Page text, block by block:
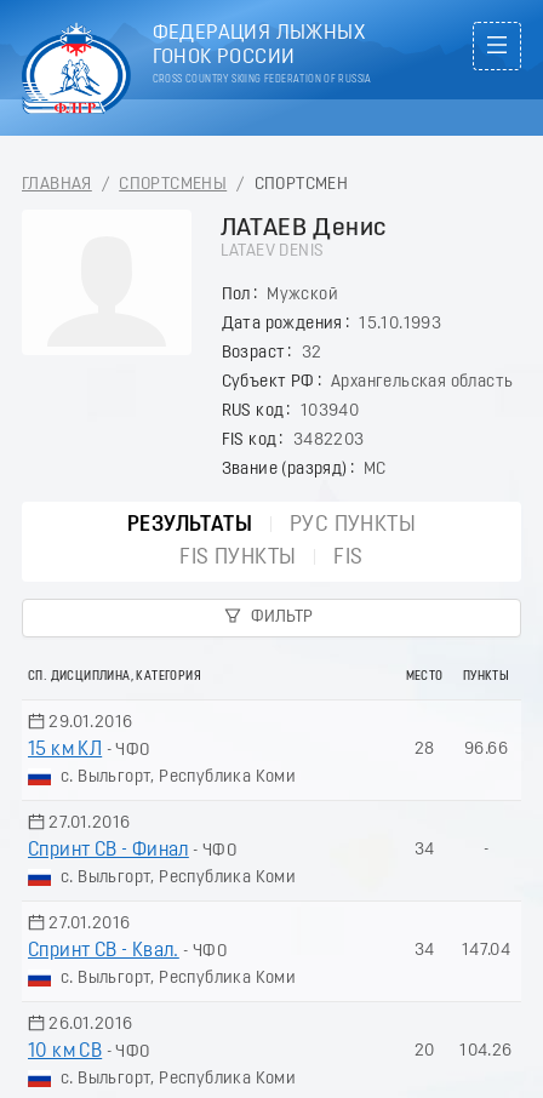
ФЕДЕРАЦИЯ ЛЫЖНЫХ
ГОНОК РОССИИ
CROSS COUNTRY SKIING FEDERATION OF RUSSIA
ГЛАВНАЯ / СПОРТСМЕНЫ / СПОРТСМЕН
ЛАТАЕВ Денис
LATAEV DENIS
Пол
Мужской
Дата рождения
15.10.1993
Возраст
32
Субъект РФ
Архангельская область
RUS код
103940
FIS код
3482203
Звание (разряд)
МС
РЕЗУЛЬТАТЫ
РУС ПУНКТЫ
FIS ПУНКТЫ
FIS
ФИЛЬТР
СП. ДИСЦИПЛИНА, КАТЕГОРИЯ МЕСТО ПУНКТЫ
29.01.2016
15 км КЛ
- ЧФО
с. Выльгорт, Республика Коми
28 96.66
27.01.2016
Спринт СВ - Финал - ЧФО
с. Выльгорт, Республика Коми
34 -
27.01.2016
Спринт СВ - Квал. - ЧФО
с. Выльгорт, Республика Коми
34 147.04
26.01.2016
10 км СВ - ЧФО
с. Выльгорт, Республика Коми
20 104.26